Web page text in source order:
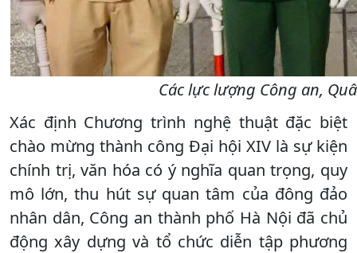
Các lực lượng Công an,
Xác định Chương trình nghệ thuật đặc biệt
chào mừng thành công Đại hội XIV là sự kiện
chính trị, văn hóa có ý nghĩa quan trọng, quy
mô lớn, thu hút sự quan tâm của đông đảo
nhân dân, Công an thành phố Hà Nội đã chủ
động xây dựng và tổ chức diễn tập phương